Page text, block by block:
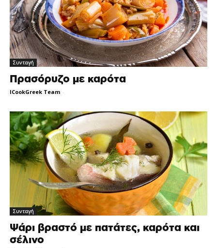
Συνταγή
Πρασόρυζο με καρότα
ICookGreek Team -
Συνταγή
Ψάρι βραστό με πατάτες, καρότα και
σέλινο